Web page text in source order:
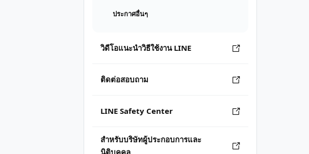
ประกาศอื่นๆ
วิดีโอแนะนำวิธีใช้งาน LINE
ติดต่อสอบถาม
LINE Safety Center
สำหรับบริษัทผู้ประกอบการและ
นิติบุคคล